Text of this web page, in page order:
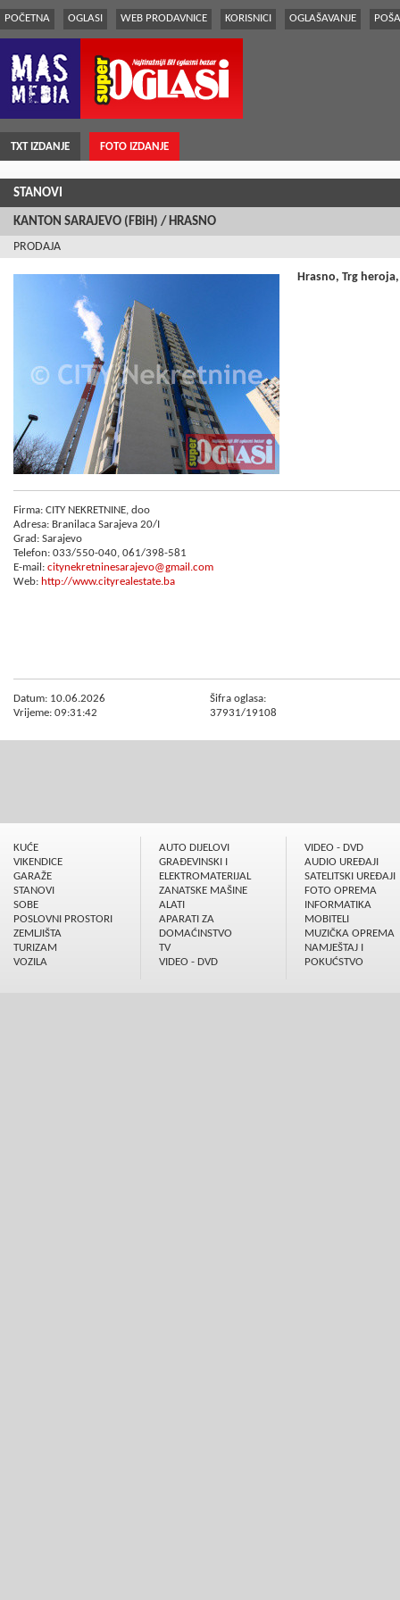
POČETNA OGLASI WEB PRODAVNICE KORISNICI OGLAŠAVANJE
TXT IZDANJE FOTO IZDANJE
STANOVI
KANTON SARAJEVO (FBiH) / HRASNO
PRODAJA
Hrasno, Trg
Firma: CITY NEKRETNINE, doo
Adresa: Branilaca Sarajeva 20/I
Grad: Sarajevo
Telefon: 033/550-040, 061/398-581
E-mail: citynekretninesarajevo@gmail.com
Web: http://www.cityrealestate.ba
Datum: 10.06.2026
Vrijeme: 09:31:42
Šifra oglasa:
37931/19108
KUĆE
VIKENDICE
GARAŽE
STANOVI
SOBE
POSLOVNI PROSTORI
ZEMLJIŠTA
TURIZAM
VOZILA
AUTO DIJELOVI
GRAÐEVINSKI I
ELEKTROMATERIJAL
ZANATSKE MAŠINE
ALATI
APARATI ZA
DOMAĆINSTVO
TV
VIDEO - DVD
VIDEO - DVD
AUDIO UREÐAJI
SATELITSKI UREÐAJI
FOTO OPREMA
INFORMATIKA
MOBITELI
MUZIČKA OPREMA
NAMJEŠTAJ I
POKUĆSTVO